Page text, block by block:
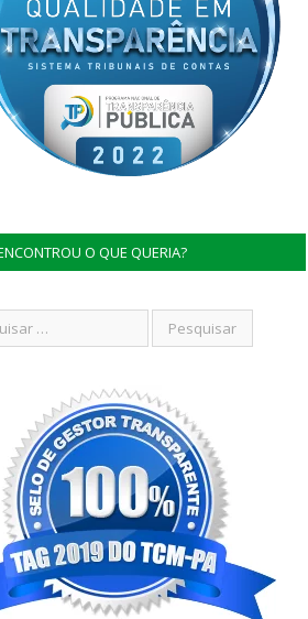
O QUE QUERIA?